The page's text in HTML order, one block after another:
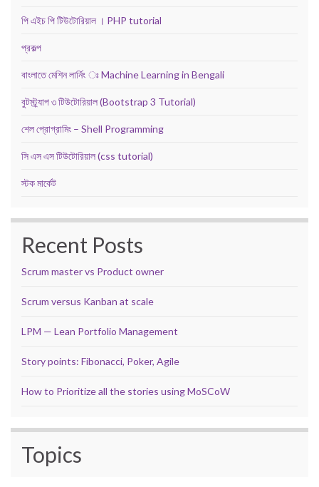
পি এইচ পি টিউটোরিয়াল । PHP tutorial
প্রকল্প
বাংলাতে মেশিন লার্নিং ঃ Machine Learning in Bengali
বুটস্ট্র্যাপ ৩ টিউটোরিয়াল (Bootstrap 3 Tutorial)
শেল প্রোগ্রামিং – Shell Programming
সি এস এস টিউটোরিয়াল (css tutorial)
স্টক মার্কেট
Recent Posts
Scrum master vs Product owner
Scrum versus Kanban at scale
LPM — Lean Portfolio Management
Story points: Fibonacci, Poker, Agile
How to Prioritize all the stories using MoSCoW
Topics